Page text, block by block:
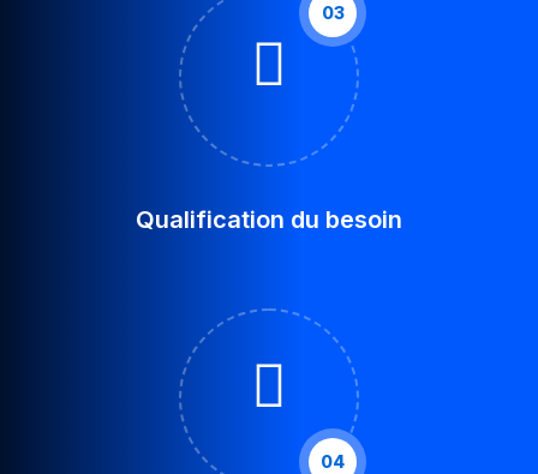
03
Qualification du besoin
04